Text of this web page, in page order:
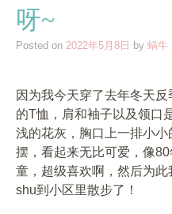
呀~
Posted on 2022年5月8日 by 蜗牛
因为我今天穿了去年冬天
的T恤，肩和袖子以及领口
浅的花灰，胸口上一排小
摆，看起来无比可爱，像
童，超级喜欢啊，然后为
shu到小区里散步了！